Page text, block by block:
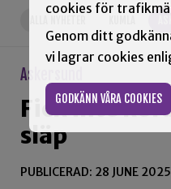
cookies för
Genom ditt
vi lagrar cookies
GODKÄNN VÅRA COOKIES
Askersund
Fick inte
släp
PUBLICERAD: 28 JUNE